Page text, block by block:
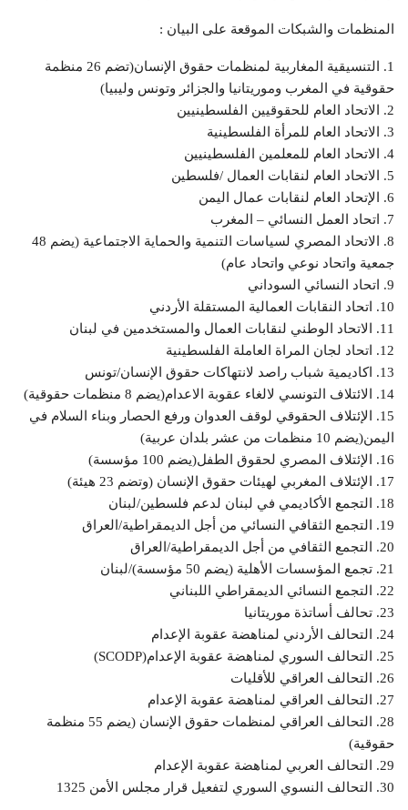
المنظمات والشبكات الموقعة على البيان :
1. التنسيقية المغاربية لمنظمات حقوق الإنسان(تضم 26 منظمة
حقوقية في المغرب وموريتانيا والجزائر وتونس وليبيا)
2. الاتحاد العام للحقوقيين الفلسطينيين
3. الاتحاد العام للمرأة الفلسطينية
4. الاتحاد العام للمعلمين الفلسطينيين
5. الاتحاد العام لنقابات العمال /فلسطين
6. الإتحاد العام لنقابات عمال اليمن
7. اتحاد العمل النسائي – المغرب
8. الاتحاد المصري لسياسات التنمية والحماية الاجتماعية (يضم 48
جمعية واتحاد نوعي واتحاد عام)
9. اتحاد النسائي السوداني
10. اتحاد النقابات العمالية المستقلة الأردني
11. الاتحاد الوطني لنقابات العمال والمستخدمين في لبنان
12. اتحاد لجان المراة العاملة الفلسطينية
13. اكاديمية شباب راصد لانتهاكات حقوق الإنسان/تونس
14. الائتلاف التونسي لالغاء عقوبة الاعدام(يضم 8 منظمات حقوقية)
15. الإئتلاف الحقوقي لوقف العدوان ورفع الحصار وبناء السلام في
اليمن(يضم 10 منظمات من عشر بلدان عربية)
16. الإئتلاف المصري لحقوق الطفل(يضم 100 مؤسسة)
17. الإئتلاف المغربي لهيئات حقوق الإنسان (وتضم 23 هيئة)
18. التجمع الأكاديمي في لبنان لدعم فلسطين/لبنان
19. التجمع الثقافي النسائي من أجل الديمقراطية/العراق
20. التجمع الثقافي من أجل الديمقراطية/العراق
21. تجمع المؤسسات الأهلية (يضم 50 مؤسسة)/لبنان
22. التجمع النسائي الديمقراطي اللبناني
23. تحالف أساتذة موريتانيا
24. التحالف الأردني لمناهضة عقوبة الإعدام
25. التحالف السوري لمناهضة عقوبة الإعدام(SCODP)
26. التحالف العراقي للأقليات
27. التحالف العراقي لمناهضة عقوبة الإعدام
28. التحالف العراقي لمنظمات حقوق الإنسان (يضم 55 منظمة
حقوقية)
29. التحالف العربي لمناهضة عقوبة الإعدام
30. التحالف النسوي السوري لتفعيل قرار مجلس الأمن 1325